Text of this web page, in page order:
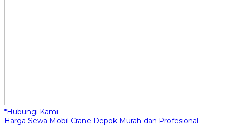
*Hubungi Kami
Harga Sewa Mobil Crane Depok Murah dan Profesional